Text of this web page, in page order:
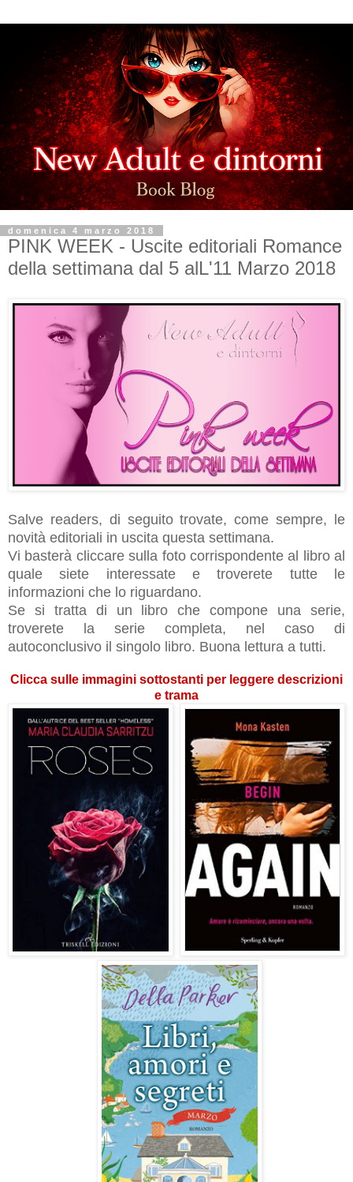
domenica 4 marzo 2018
PINK WEEK - Uscite editoriali Romance
della settimana dal 5 alL'11 Marzo 2018
Salve readers, di seguito trovate, come sempre, le
novità editoriali in uscita questa settimana.
Vi basterà cliccare sulla foto corrispondente al libro al
quale siete interessate e troverete tutte le
informazioni che lo riguardano.
Se si tratta di un libro che compone una serie,
troverete la serie completa, nel caso di
autoconclusivo il singolo libro. Buona lettura a tutti.
Clicca sulle immagini sottostanti per leggere descrizioni
e trama